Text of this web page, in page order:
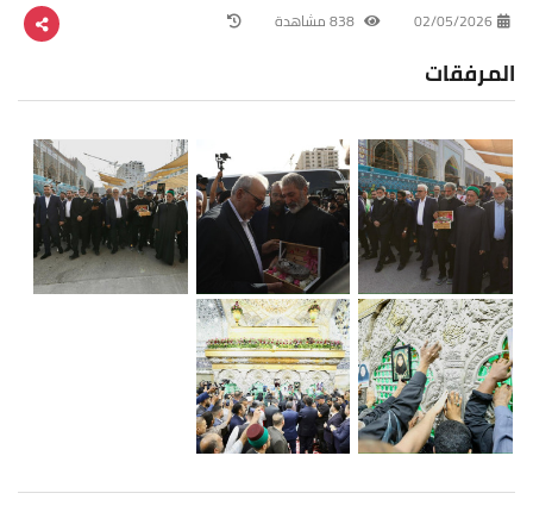
02/05/2026
المرفقات